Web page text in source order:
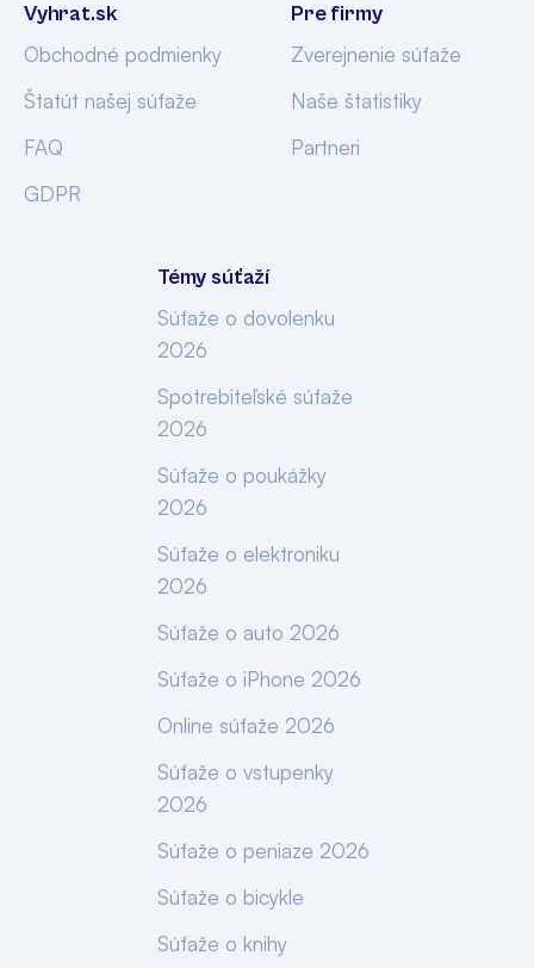
Vyhrat.sk
Obchodné podmienky
Štatút našej súťaže
FAQ
GDPR
Pre firmy
Zverejnenie súťaže
Naše štatistiky
Partneri
Témy súťaží
Súťaže o dovolenku
2026
Spotrebiteľské súťaže
2026
Súťaže o poukážky
2026
Súťaže o elektroniku
2026
Súťaže o auto 2026
Súťaže o iPhone 2026
Online súťaže 2026
Súťaže o vstupenky
2026
Súťaže o peniaze 2026
Súťaže o bicykle
Súťaže o knihy